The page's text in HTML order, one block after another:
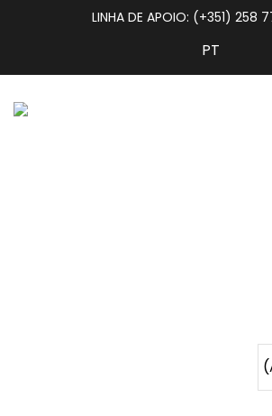
LINHA DE APOIO: (+351) 258